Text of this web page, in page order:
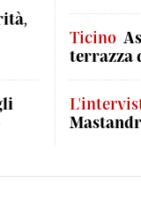
Ticino
terrazza